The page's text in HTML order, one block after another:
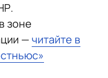
зоне
— читайте в